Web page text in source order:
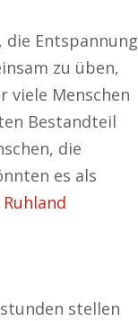
Entspannung
zu üben,
viele Menschen
Bestandteil
die
es als
stellen